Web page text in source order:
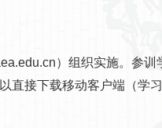
）组织实施。参训
直接下载移动客户端（学